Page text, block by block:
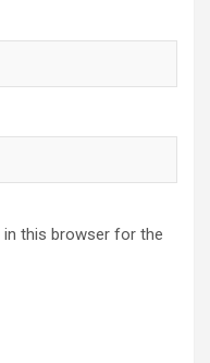
in this browser for the